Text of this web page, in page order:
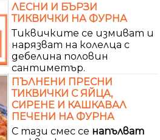
ЛЕСНИ И БЪРЗИ
ТИКВИЧКИ НА ФУРНА
Тиквичките се измиват и
нарязват на колелца с
дебелина половин
сантиметър.
ПЪЛНЕНИ ПРЕСНИ
ТИКВИЧКИ С ЯЙЦА,
СИРЕНЕ И КАШКАВАЛ
ПЕЧЕНИ НА ФУРНА
С тази смес се напълват